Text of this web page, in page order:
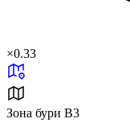
×0.33
Зона бури B3